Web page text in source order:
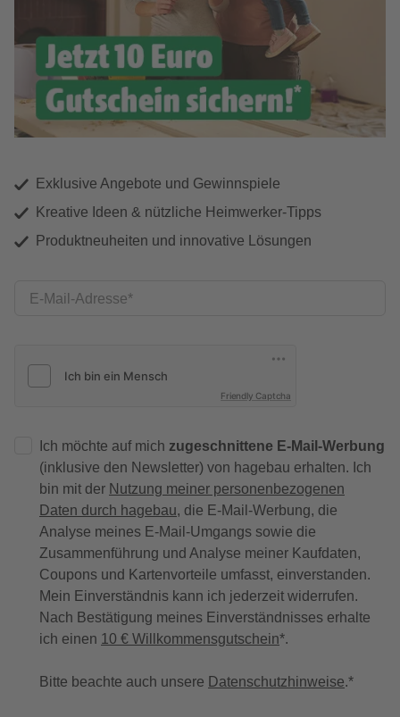
Exklusive Angebote und Gewinnspiele
Kreative Ideen & nützliche Heimwerker-Tipps
Produktneuheiten und innovative Lösungen
E-Mail-Adresse
Friendly Captcha
Ich möchte auf mich zugeschnittene E-Mail-Werbung
(inklusive den Newsletter) von hagebau erhalten. Ich
bin mit der Nutzung meiner personenbezogenen
Daten durch hagebau, die E-Mail-Werbung, die
Analyse meines E-Mail-Umgangs sowie die
Zusammenführung und Analyse meiner Kaufdaten,
Coupons und Kartenvorteile umfasst, einverstanden.
Mein Einverständnis kann ich jederzeit widerrufen.
Nach Bestätigung meines Einverständnisses erhalte
ich einen 10 € Willkommensgutschein*.
Bitte beachte auch unsere Datenschutzhinweise.